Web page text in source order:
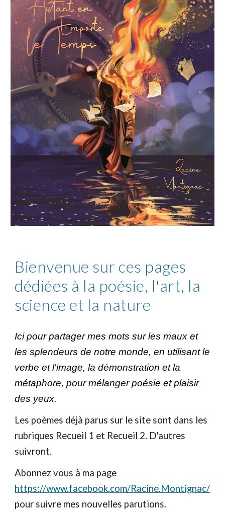
Bienvenue sur ces pages
dédiées à la poésie, l'art, la
science et la nature
Ici pour partager mes mots sur les maux et
les splendeurs de notre monde, en utilisant le
verbe et l'image, la démonstration et la
métaphore, pour mélanger poésie et plaisir
des yeux.
Les poèmes déjà parus sur le site sont dans les
rubriques Recueil 1 et Recueil 2. D'autres
suivront.
Abonnez vous à ma page
https://www.facebook.com/Racine.Montignac/
pour suivre mes nouvelles parutions.